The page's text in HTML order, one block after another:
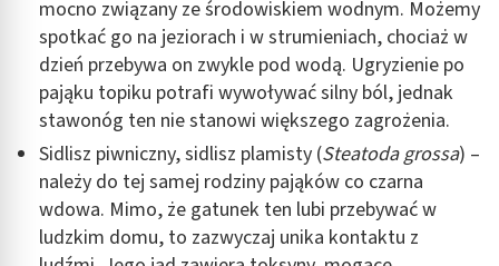
mocno związany ze środowiskiem wodnym. Możemy
spotkać go na jeziorach i w strumieniach, chociaż w
dzień przebywa on zwykle pod wodą. Ugryzienie po
pająku topiku potrafi wywoływać silny ból, jednak
stawonóg ten nie stanowi większego zagrożenia.
Sidlisz piwniczny, sidlisz plamisty (Steatoda grossa) –
należy do tej samej rodziny pająków co czarna
wdowa. Mimo, że gatunek ten lubi przebywać w
ludzkim domu, to zazwyczaj unika kontaktu z